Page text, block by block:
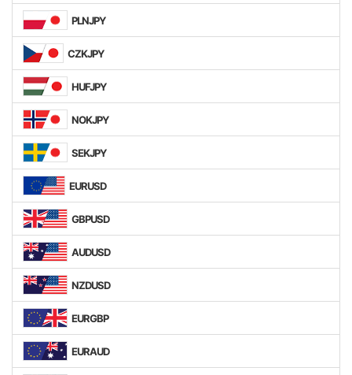
PLNJPY
CZKJPY
HUFJPY
NOKJPY
SEKJPY
EURUSD
GBPUSD
AUDUSD
NZDUSD
EURGBP
EURAUD